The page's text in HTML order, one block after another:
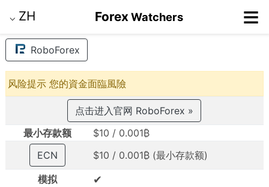
⌵ ZH ForexWatchers ≡
RoboForex
风险提示 您的資金面臨風險
点击进入官网 RoboForex »
最小存款额
$10 / 0.001₿
ECN
$10 / 0.001₿ (最小存款额)
模拟
✔